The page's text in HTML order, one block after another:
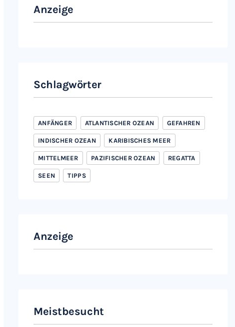
Anzeige
Schlagwörter
ANFÄNGER ATLANTISCHER OZEAN GEFAHREN
INDISCHER OZEAN KARIBISCHES MEER
MITTELMEER PAZIFISCHER OZEAN REGATTA
SEEN TIPPS
Anzeige
Meistbesucht